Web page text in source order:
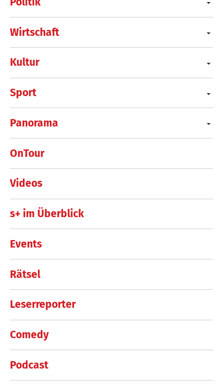
Wirtschaft
Kultur
Sport
Panorama
OnTour
Videos
s+ im Überblick
Events
Rätsel
Leserreporter
Comedy
Podcast